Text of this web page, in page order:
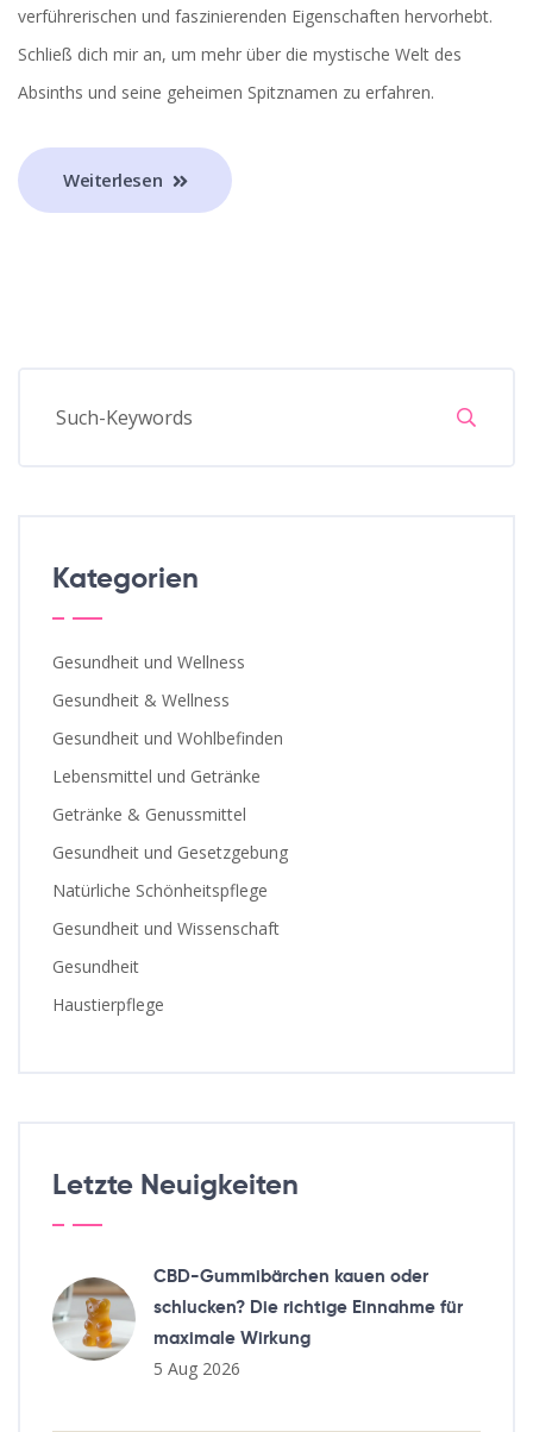
verführerischen und faszinierenden Eigenschaften hervorhebt.
Schließ dich mir an, um mehr über die mystische Welt des
Absinths und seine geheimen Spitznamen zu erfahren.
Weiterlesen
Kategorien
Gesundheit und Wellness
Gesundheit & Wellness
Gesundheit und Wohlbefinden
Lebensmittel und Getränke
Getränke & Genussmittel
Gesundheit und Gesetzgebung
Natürliche Schönheitspflege
Gesundheit und Wissenschaft
Gesundheit
Haustierpflege
Letzte Neuigkeiten
CBD-Gummibärchen kauen oder
schlucken? Die richtige Einnahme für
maximale Wirkung
5 Aug 2026